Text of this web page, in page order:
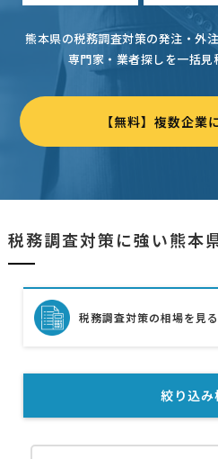
熊本県の税務調査対策の発注・外
専門家・業者探しを一括見
【無料】複数企業
税務調査対策に強い熊本
税務調査対策の相場を見る
絞り込み